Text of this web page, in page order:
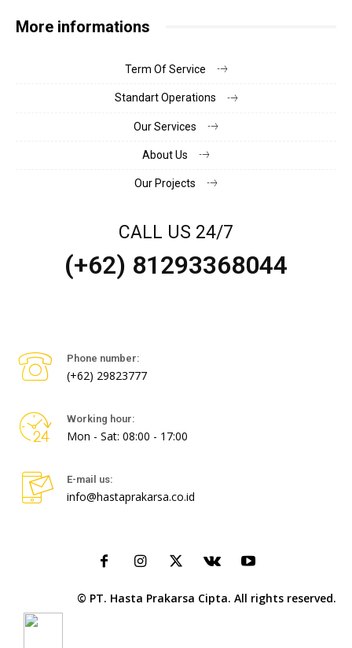
More informations
Term Of Service
Standart Operations
Our Services
About Us
Our Projects
CALL US 24/7
(+62) 81293368044
Phone number:
(+62) 29823777
Working hour:
Mon - Sat: 08:00 - 17:00
E-mail us:
info@hastaprakarsa.co.id
© PT. Hasta Prakarsa Cipta. All rights reserved.